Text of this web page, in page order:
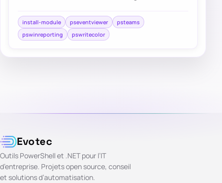
install-module pseventviewer
psteams
pswinreporting
pswritecolor
Evotec
Outils PowerShell et .NET pour l’IT
d’entreprise. Projets open source, conseil
et solutions d’automatisation.